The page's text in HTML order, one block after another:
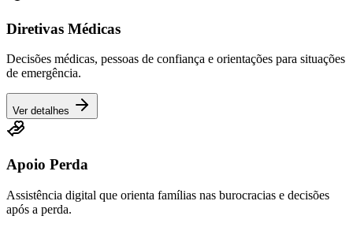
Diretivas Médicas
Decisões médicas, pessoas de confiança e orientações para situações
de emergência.
Ver detalhes
Apoio Perda
Assistência digital que orienta famílias nas burocracias e decisões
após a perda.